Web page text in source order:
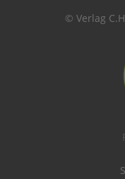
© Verlag